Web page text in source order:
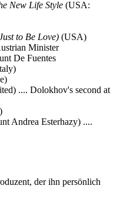
New Life Style (USA:
to Be Love) (USA)
Minister
De Fuentes
.... Dolokhov's second at
Andrea Esterhazy) ....
der ihn persönlich